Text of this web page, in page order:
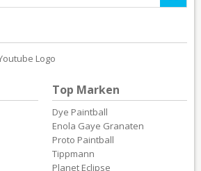
Top Marken
Dye Paintball
Enola Gaye Granaten
Proto Paintball
Tippmann
Planet Eclipse